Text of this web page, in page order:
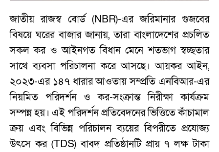
জাতীয় রাজস্ব বোর্ড (NBR)-এর জরিমানার গুজবের
বিষয়ে ঘরের বাজার জানায়, তারা বাংলাদেশের প্রচলিত
সকল কর ও আইনগত বিধান মেনে শতভাগ স্বচ্ছতার
সাথে ব্যবসা পরিচালনা করে আসছে। আয়কর আইন,
২০২৩-এর ১৪৭ ধারার আওতায় সম্প্রতি এনবিআর-এর
নিয়মিত পরিদর্শন ও কর-সংক্রান্ত নিরীক্ষা কার্যক্রম
সম্পন্ন হয়। এই পরিদর্শন প্রতিবেদনের ভিত্তিতে কাঁচামাল
ক্রয় এবং বিভিন্ন পরিচালন ব্যয়ের বিপরীতে প্রযোজ্য
উৎসে কর (TDS) বাবদ প্রতিষ্ঠানটি প্রায় ৭ লক্ষ টাকা